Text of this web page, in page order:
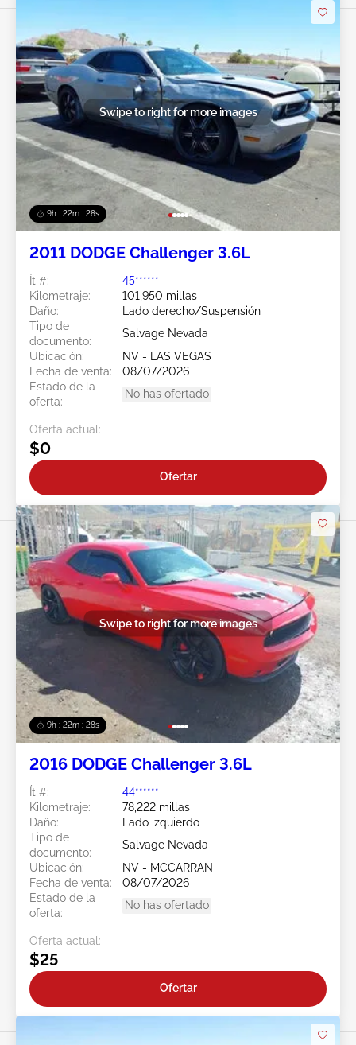
9h : 22m : 25s
Swipe to right for more images
2011 DODGE Challenger 3.6L
Ít #:
45******
Kilometraje:
101,950 millas
Daño:
Lado derecho/Suspensión
Tipo de
documento:
Salvage Nevada
Ubicación:
NV - LAS VEGAS
Fecha de venta:
08/07/2026
Estado de la
oferta:
No has ofertado
Oferta actual:
$0
Ofertar
9h : 22m : 25s
Swipe to right for more images
2016 DODGE Challenger 3.6L
Ít #:
44******
Kilometraje:
78,222 millas
Daño:
Lado izquierdo
Tipo de
documento:
Salvage Nevada
Ubicación:
NV - MCCARRAN
Fecha de venta:
08/07/2026
Estado de la
oferta:
No has ofertado
Oferta actual:
$25
Ofertar